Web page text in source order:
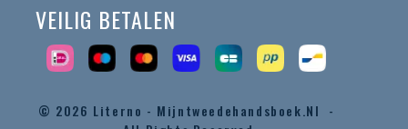
VEILIG BETALEN
© 2026 Literno - Mijntweedehandsboek.nl -